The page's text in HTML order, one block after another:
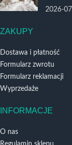
2026-
ZAKUPY
Dostawa i płatność
Formularz zwrotu
Formularz reklamacji
Wyprzedaże
INFORMACJE
O nas